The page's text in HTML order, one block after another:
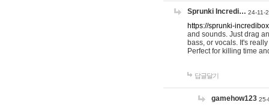
Sprunki Incredi… 24-11-
https://sprunki-
and sounds. Just drag
bass, or vocals. It's
Perfect for killing time
답글달기
gamehow123 25-